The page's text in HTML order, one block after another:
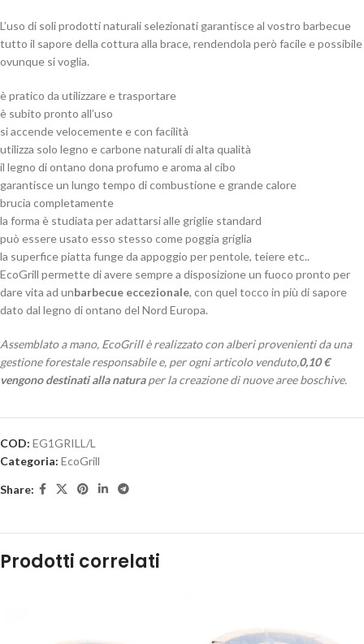
L’uso di soli prodotti naturali selezionati garantisce al vostro barbecue
tutto il sapore della cottura alla brace, rendendola però facile e possibile
ovunque si voglia.
è pratico da utilizzare e trasportare
è subito pronto all’uso
si accende velocemente e con facilità
utilizza solo legno e carbone naturali di alta qualità
il legno di ontano dona profumo e aroma al cibo
garantisce un lungo tempo di combustione e grande calore
brucia completamente
la forma è studiata per adattarsi alle griglie standard
può essere usato esso stesso come poggia griglia
la superfice piatta funge da appoggio per pentole, teiere etc..
EcoGrill permette di avere sempre a disposizione un fuoco pronto per
dare vita ad unbarbecue eccezionale, con quel tocco in più di sapore
dato dal legno di ontano del Nord Europa.
Assemblato a mano, EcoGrill è realizzato con alberi provenienti da una
gestione forestale responsabile e, per ogni articolo venduto,0,10 €
vengono destinati alla naturaper la creazione di nuove aree boschive.
COD: EG1GRILL/L
Categoria: EcoGrill
Share:
Prodotti correlati